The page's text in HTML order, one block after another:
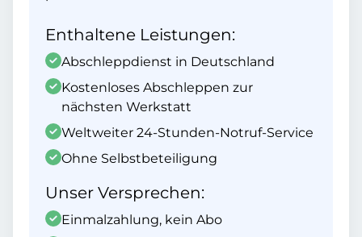
Enthaltene Leistungen:
Abschleppdienst in Deutschland
Kostenloses Abschleppen zur
nächsten Werkstatt
Weltweiter 24-Stunden-Notruf-Service
Ohne Selbstbeteiligung
Unser Versprechen:
Einmalzahlung, kein Abo